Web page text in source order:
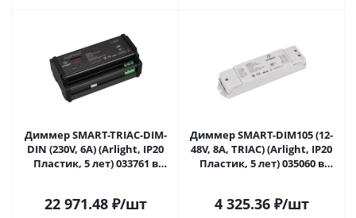
Диммер SMART-TRIAC-DIM-
DIN (230V, 6A) (Arlight, IP20
Пластик, 5 лет) 033761 в
22 971.48₽/шт
Диммер SMART-DIM105 (12-
48V, 8A, TRIAC) (Arlight, IP20
Пластик, 5 лет) 035060 в
4 325.36₽/шт